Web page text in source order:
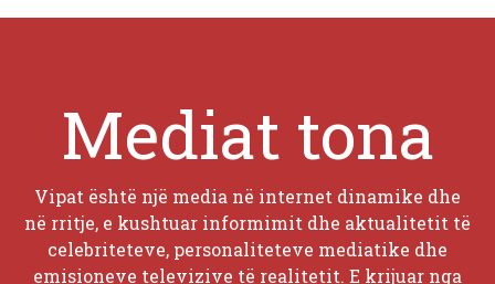
Mediat tona
Vipat është një media në internet dinamike dhe
në rritje, e kushtuar informimit dhe aktualitetit të
celebriteteve, personaliteteve mediatike dhe
emisioneve televizive të realitetit. E krijuar nga